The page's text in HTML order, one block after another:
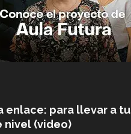
enlace: para llevar a
nivel (video)